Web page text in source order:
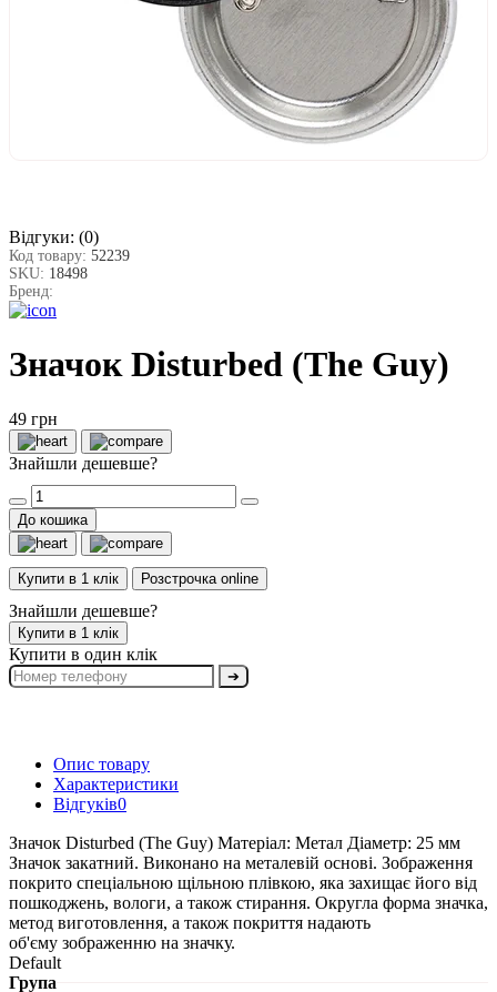
Відгуки: (0)
Код товару: 52239
SKU: 18498
Бренд:
Значок Disturbed (The Guy)
49 грн
Знайшли дешевше?
До кошика
Купити в 1 клік Розстрочка online
Знайшли дешевше?
Купити в 1 клік
Купити в один клік
➔
Опис товару
Характеристики
Відгуків0
Значок Disturbed (The Guy) Матеріал: Метал Діаметр: 25 мм
Значок закатний. Виконано на металевій основі. Зображення
покрито спеціальною щільною плівкою, яка захищає його від
пошкоджень, вологи, а також стирання. Округла форма значка,
метод виготовлення, а також покриття надають
об'єму зображенню на значку.
Default
Група